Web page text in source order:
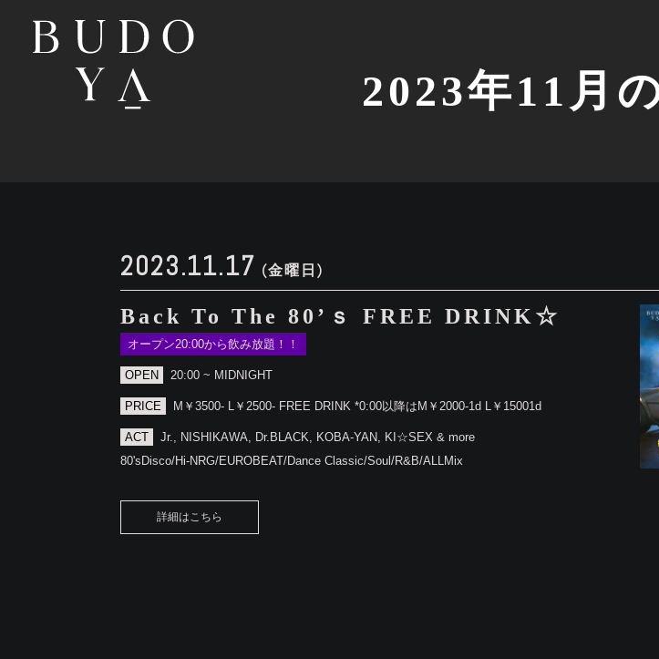
2023年11月
2023.11.17 (金曜日)
Back To The 80’ｓ FREE DRINK☆
オープン20:00から飲み放題！！
OPEN 20:00 ~ MIDNIGHT
PRICE M￥3500- L￥2500- FREE DRINK *0:00以降はM￥2000-1d L￥15001d
ACT
Jr., NISHIKAWA, Dr.BLACK, KOBA-YAN, KI☆SEX & more
80'sDisco/Hi-NRG/EUROBEAT/Dance Classic/Soul/R&B/ALLMix
詳細はこちら